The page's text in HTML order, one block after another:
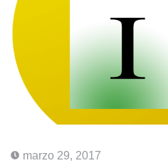
marzo 29, 2017